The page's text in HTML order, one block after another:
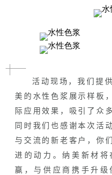
活动现场，我们提
美的水性色浆展示样板
际应用效果，吸引了众
同时我们也感谢本次活
与交流的新老客户，你
进的动力。纳美新材
赢，与供应商携手升